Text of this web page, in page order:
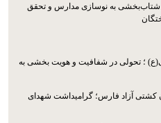
به نوسازی مدارس و تحقق
؛ تحولی در شفافیت و هویت بخشی به
کشتی آزاد فارس؛ گرامیداشت شهدای